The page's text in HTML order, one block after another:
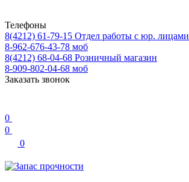
Телефоны
8(4212) 61-79-15 Отдел работы с юр. лицами
8-962-676-43-78 моб
8(4212) 68-04-68 Розничный магазин
8-909-802-04-68 моб
Заказать звонок
0
0
0